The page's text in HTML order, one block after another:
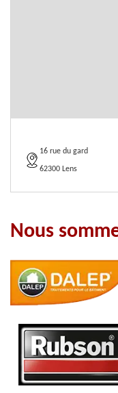
16 rue du gard
62300 Lens
Nous